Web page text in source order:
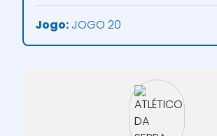
Jogo: JOGO 20